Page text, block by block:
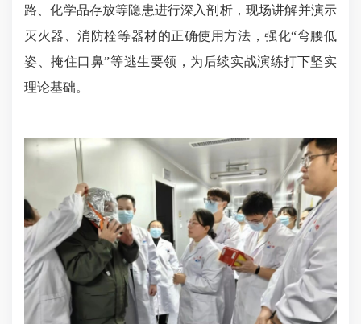
路、化学品存放等隐患进行深入剖析，现场讲解并演示
灭火器、消防栓等器材的正确使用方法，强化“弯腰低
姿、掩住口鼻”等逃生要领，为后续实战演练打下坚实
理论基础。